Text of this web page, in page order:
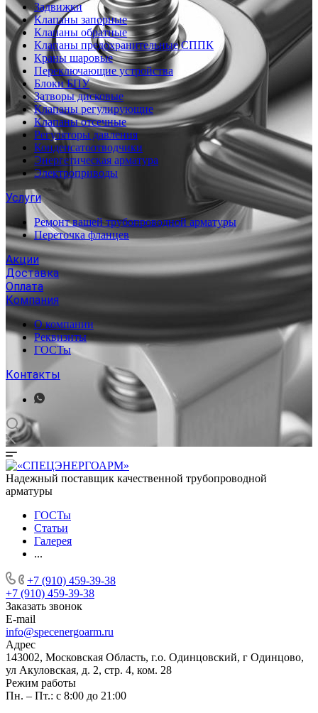
Задвижки
Клапаны запорные
Клапаны обратные
Клапаны предохранительные СППК
Краны шаровые
Переключающие устройства
Блоки БПУ
Затворы дисковые
Клапаны регулирующие
Клапаны отсечные
Регуляторы давления
Конденсатоотводчики
Энергетическая арматура
Электроприводы
Услуги
Ремонт вашей трубопроводной арматуры
Переточка фланцев
Акции
Доставка
Оплата
Компания
О компании
Реквизиты
ГОСТы
Контакты
Надежный поставщик качественной трубопроводной
арматуры
ГОСТы
Статьи
Галерея
...
+7 (910) 459-39-38
+7 (910) 459-39-38
Заказать звонок
E-mail
info@specenergoarm.ru
Адрес
143002, Московская Область, г.о. Одинцовский, г Одинцово,
ул Акуловская, д. 2, стр. 4, ком. 28
Режим работы
Пн. – Пт.: с 8:00 до 21:00